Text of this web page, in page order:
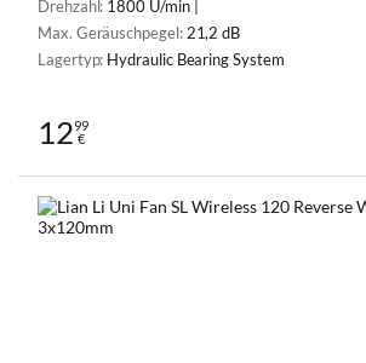
Drehzahl: 1800 U/min |
Max. Geräuschpegel:21,2 dB
Lagertyp: Hydraulic Bearing System
1299
€